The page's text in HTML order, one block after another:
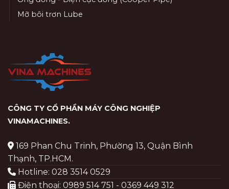
Mỡ bôi trơn Lube
CÔNG TY CỔ PHẦN MÁY CÔNG NGHIỆP
VINAMACHINES.
169 Phan Chu Trinh, Phường 13, Quận Bình
Thạnh, TP.HCM.
Hotline: 028 3514 0529
Điện thoại: 0989 514 751 - 0369 449 312